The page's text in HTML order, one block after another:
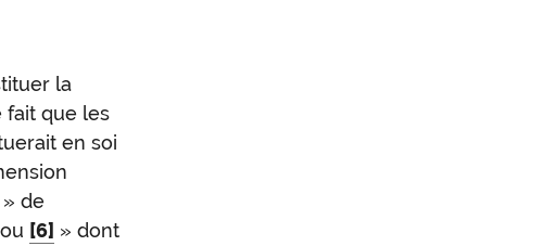
la
fait que les
en soi
» de
[6] » dont